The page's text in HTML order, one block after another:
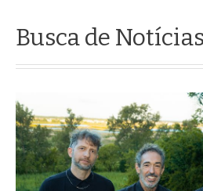
Busca de Notícias